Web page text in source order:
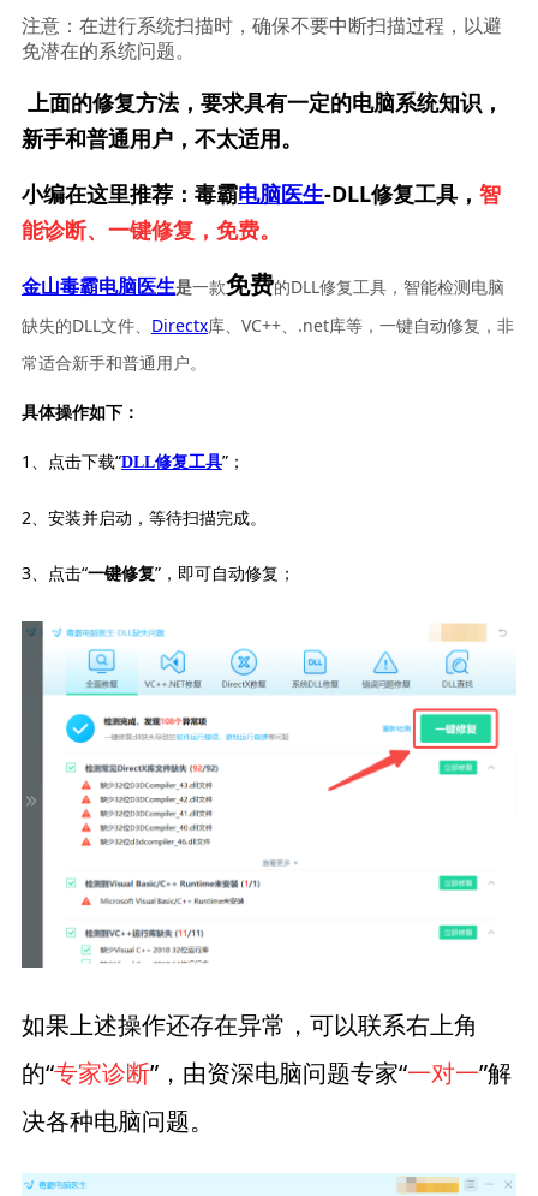
注意：在进行系统扫描时，确保不要中断扫描过程，以避
免潜在的系统问题。
上面的修复方法，要求具有一定的电脑系统知识，
新手和普通用户，不太适用。
小编在这里推荐：毒霸电脑医生-DLL修复工具， 智
能诊断、一键修复，免费。
金山毒霸电脑医生是一款免费的DLL修复工具，智能检测电脑
缺失的DLL文件、 Directx库、VC++、.net库等，一键自动修复，非
常适合新手和普通用户。
具体操作如下：
1、点击下载“DLL修复工具”；
2、安装并启动，等待扫描完成。
3、点击“一键修复”，即可自动修复；
如果上述操作还存在异常，可以联系右上角
的“专家诊断”，由资深电脑问题专家“一对一”解
决各种电脑问题。